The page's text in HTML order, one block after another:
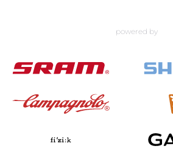
powered by